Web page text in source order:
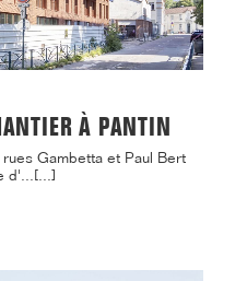
À PANTIN
Gambetta et Paul Bert
d'...[...]